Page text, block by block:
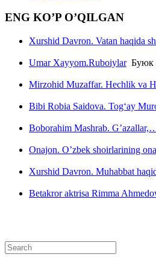
ENG KO’P O’QILGAN
Xurshid Davron. Vatan haqida
Umar Xayyom.RuboiylarБуюк
Mirzohid Muzaffar. Hechlik va
Bibi Robia Saidova. Tog‘ay
Boborahim Mashrab.
Onajon. O’zbek shoirlarining
Xurshid Davron. Muhabbat
Betakror aktrisa Rimma